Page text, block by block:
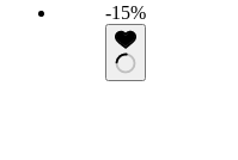
-15%